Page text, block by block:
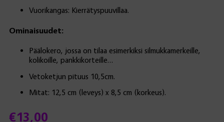
€13,00
Vuorikangas: Kierrätyspuuvillaa.
Ominaisuudet:
Päälokero, jossa on tilaa esimerkiksi silmukkamerkeille,
kolikoille, pankkikorteille…
Vetoketjun pituus 10,5cm.
Mitat: 12,5 cm (leveys) x 8,5 cm (korkeus).